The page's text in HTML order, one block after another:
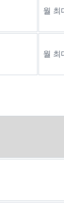
월 최
월 최